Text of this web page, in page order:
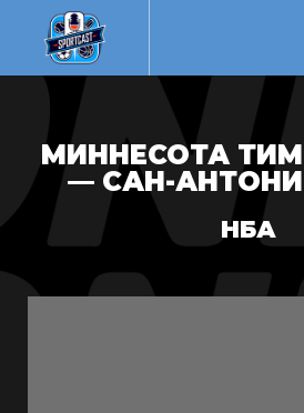
МИННЕСОТА
— САН-
НБА